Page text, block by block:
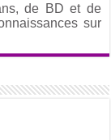
de BD et de
sur